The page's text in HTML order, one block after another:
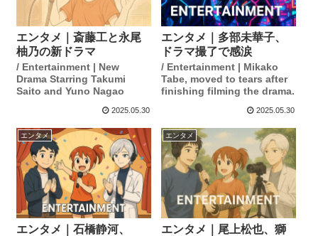
エンタメ｜斎藤工と永尾
柚乃の新ドラマ
/ Entertainment | New
Drama Starring Takumi
Saito and Yuno Nagao
2025.05.30
エンタメ｜多部未華子、
ドラマ撮了で感涙
/ Entertainment | Mikako
Tabe, moved to tears after
finishing filming the drama.
2025.05.30
エンタメ
エンタメ｜石橋静河、
エンタメ
エンタメ｜尾上松也、獅